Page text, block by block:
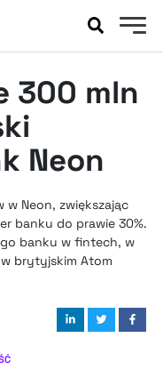
300 mln
Neon
w Neon, zwiększając
banku do prawie 30%.
banku w fintech, w
brytyjskim Atom